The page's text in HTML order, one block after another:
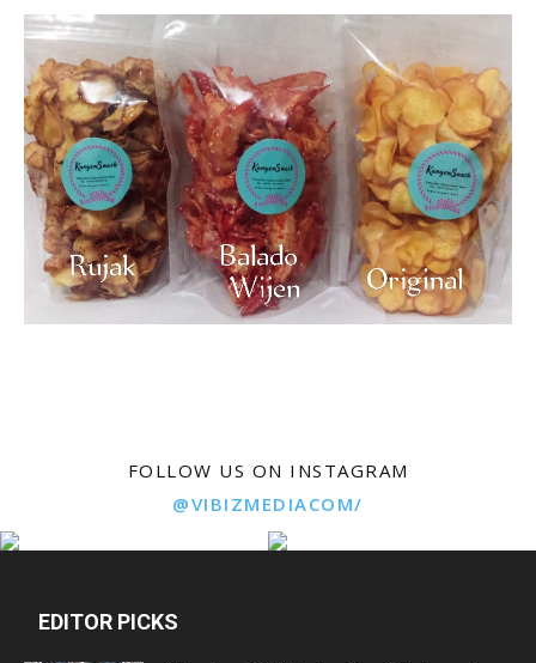
FOLLOW US ON INSTAGRAM
@VIBIZMEDIACOM/
EDITOR PICKS